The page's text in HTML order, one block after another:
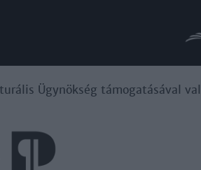
Ügynökség támogatásával